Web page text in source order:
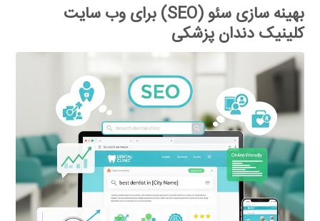
بهینه سازی سئو (SEO) برای وب سایت
کلینیک دندان پزشکی